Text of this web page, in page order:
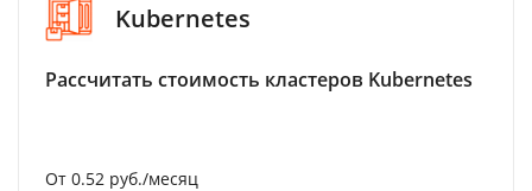
Kubernetes
Рассчитать стоимость кластеров Kubernetes
От 0.52 руб./месяц